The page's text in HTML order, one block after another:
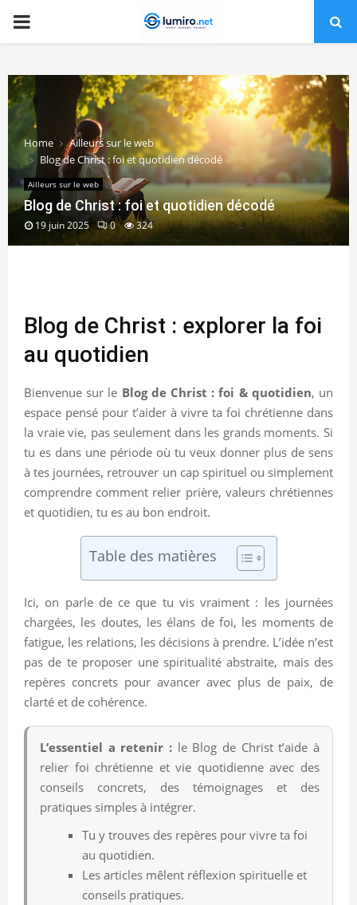
PRIMARY
Home
Ailleurs sur le web
Blog de Christ : foi et quotidien décodé
Ailleurs sur le web
Blog de Christ : foi et quotidien décodé
19 juin 2025 0 324
Blog de Christ : explorer la foi
au quotidien
Bienvenue sur le Blog de Christ : foi & quotidien, un
espace pensé pour t’aider à vivre ta foi chrétienne dans
la vraie vie, pas seulement dans les grands moments. Si
tu es dans une période où tu veux donner plus de sens
à tes journées, retrouver un cap spirituel ou simplement
comprendre comment relier prière, valeurs chrétiennes
et quotidien, tu es au bon endroit.
Table des matières
Ici, on parle de ce que tu vis vraiment : les journées
chargées, les doutes, les élans de foi, les moments de
fatigue, les relations, les décisions à prendre. L’idée n’est
pas de te proposer une spiritualité abstraite, mais des
repères concrets pour avancer avec plus de paix, de
clarté et de cohérence.
L’essentiel a retenir : le Blog de Christ t’aide à
relier foi chrétienne et vie quotidienne avec des
conseils concrets, des témoignages et des
pratiques simples à intégrer.
Tu y trouves des repères pour vivre ta foi
au quotidien.
Les articles mêlent réflexion spirituelle et
conseils pratiques.